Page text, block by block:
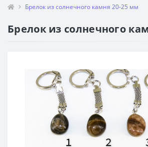
Брелок из солнечного камня 20-25 мм
Брелок из солнечного